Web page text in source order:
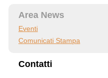
Area News
Eventi
Comunicati Stampa
Contatti